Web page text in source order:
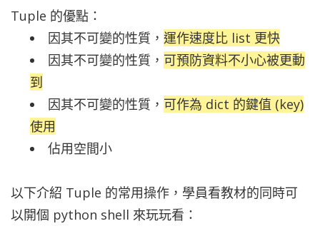
Tuple 的優點：
因其不可變的性質， 運作速度比 list 更快
因其不可變的性質， 可預防資料不小心被更動
到
因其不可變的性質， 可作為 dict 的鍵值 (key)
使用
佔用空間小
以下介紹 Tuple 的常用操作，學員看教材的同時可
以開個 python shell 來玩玩看：